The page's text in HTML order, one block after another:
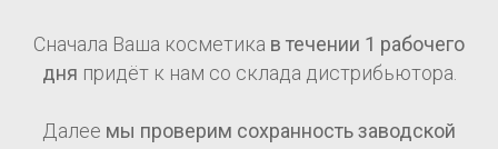
Сначала Ваша косметика в течении 1 рабочего
дня придёт к нам со склада дистрибьютора.
Далее мы проверим сохранность заводской